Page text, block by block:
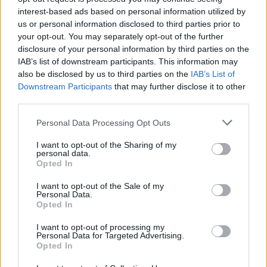
interest-based ads based on personal information utilized by
us or personal information disclosed to third parties prior to
your opt-out. You may separately opt-out of the further
disclosure of your personal information by third parties on the
IAB’s list of downstream participants. This information may
also be disclosed by us to third parties on the IAB’s List of
Downstream Participants that may further disclose it to other
Personal Data Processing Opt Outs
I want to opt-out of the Sharing of my
personal data.
Opted In
I want to opt-out of the Sale of my
Personal Data.
Opted In
I want to opt-out of processing my
Personal Data for Targeted Advertising.
Opted In
Μία σκελίδα σκόρδο στο
χώμα: Σε τι μπορεί να
βοηθήσει τα φυτά
ΣΠΙΤΙ ΠΡΙΝ 1 ΕΒΔΟΜΆΔΑ
Το φυσικό κόλπο
ΣΧΕΣΕΙΣ